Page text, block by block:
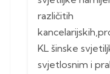
različitih
KL šinske
svjetlosnim i